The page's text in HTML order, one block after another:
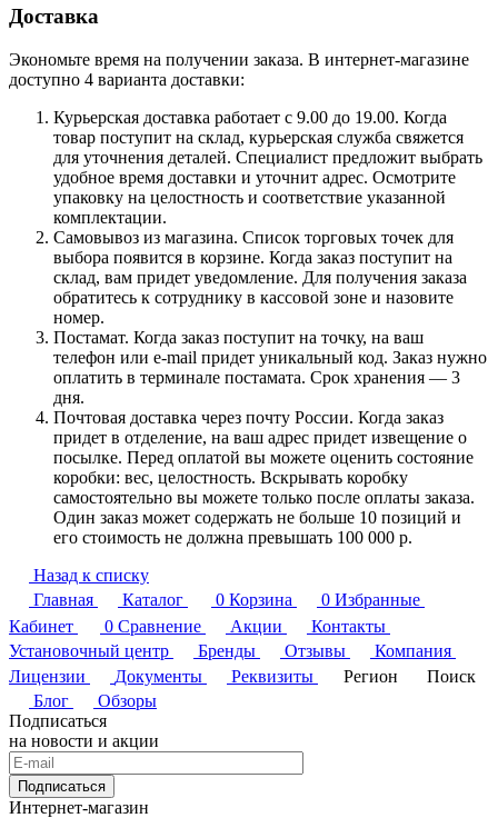
Доставка
Экономьте время на получении заказа. В интернет-магазине
доступно 4 варианта доставки:
Курьерская доставка работает с 9.00 до 19.00. Когда
товар поступит на склад, курьерская служба свяжется
для уточнения деталей. Специалист предложит выбрать
удобное время доставки и уточнит адрес. Осмотрите
упаковку на целостность и соответствие указанной
комплектации.
Самовывоз из магазина. Список торговых точек для
выбора появится в корзине. Когда заказ поступит на
склад, вам придет уведомление. Для получения заказа
обратитесь к сотруднику в кассовой зоне и назовите
номер.
Постамат. Когда заказ поступит на точку, на ваш
телефон или e-mail придет уникальный код. Заказ нужно
оплатить в терминале постамата. Срок хранения — 3
дня.
Почтовая доставка через почту России. Когда заказ
придет в отделение, на ваш адрес придет извещение о
посылке. Перед оплатой вы можете оценить состояние
коробки: вес, целостность. Вскрывать коробку
самостоятельно вы можете только после оплаты заказа.
Один заказ может содержать не больше 10 позиций и
его стоимость не должна превышать 100 000 р.
Назад к списку
Главная
Каталог 0 Корзина 0 Избранные
Кабинет
0 Сравнение Акции
Контакты
Установочный центр
Бренды Отзывы
Компания
Лицензии
Документы Реквизиты Регион
Поиск
Блог
Обзоры
Подписаться
на новости и акции
Подписаться
Интернет-магазин